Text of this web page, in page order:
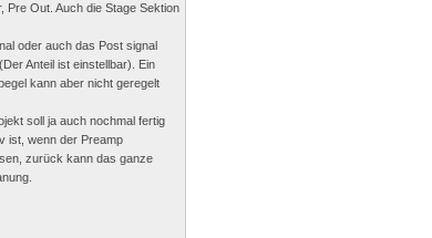
Pre Out. Auch die Stage Sektion
oder auch das Post signal
Anteil ist einstellbar). Ein
kann aber nicht geregelt
soll ja auch nochmal fertig
ist, wenn der Preamp
zurück kann das ganze